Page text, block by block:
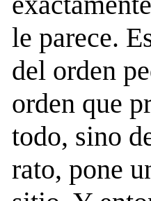
le parece.
del orden
orden que
todo, sino
rato, pone